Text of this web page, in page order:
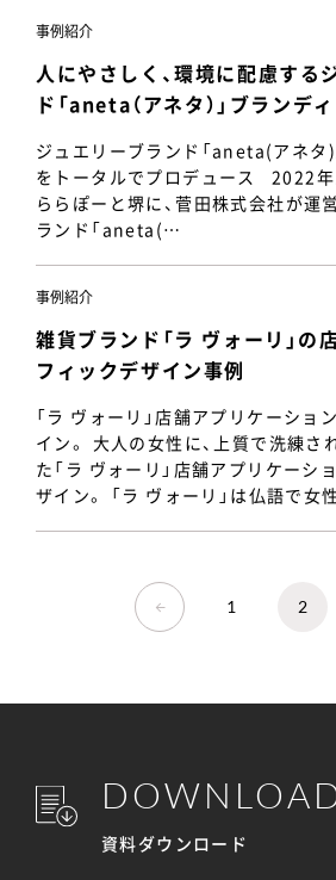
事例紹介
人にやさしく、環境に配慮する
ド「aneta（アネタ）」ブランデ
ジュエリーブランド「aneta(アネタ
をトータルでプロデュース 2022
ららぽーと堺に、菅田株式会社が運
ランド「aneta(…
事例紹介
雑貨ブランド「ラ ヴォーリ」の
フィックデザイン事例
「ラ ヴォーリ」店舗アプリケーショ
イン。 大人の女性に、上質で洗練さ
た「ラ ヴォーリ」店舗アプリケーシ
ザイン。 「ラ ヴォーリ」は仏語で女
1 2
資料ダウンロード